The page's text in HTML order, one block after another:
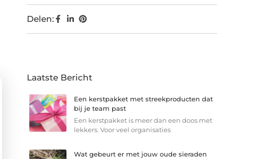
Delen:
Laatste Bericht
Een kerstpakket met streekproducten dat
bij je team past
Een kerstpakket is meer dan een doos met
lekkers. Voor veel organisaties
Wat gebeurt er met jouw oude sieraden